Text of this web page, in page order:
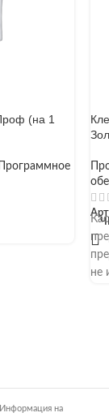
(на 1
Программное
не
Информация на